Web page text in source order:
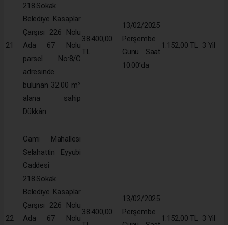
21
218.Sokak
Belediye Kasaplar
Çarşısı 226 Nolu
Ada 67 Nolu
parsel No:8/C
adresinde
bulunan 32.00 m²
alana sahip
Dükkân
38.400,00
TL
13/02/2025
Perşembe
Günü Saat
10:00’da
1.152,00 TL 3 Yıl
22
Cami Mahallesi
Selahattin Eyyubi
Caddesi
218.Sokak
Belediye Kasaplar
Çarşısı 226 Nolu
Ada 67 Nolu
38.400,00
13/02/2025
Perşembe
1.152,00 TL 3 Yıl